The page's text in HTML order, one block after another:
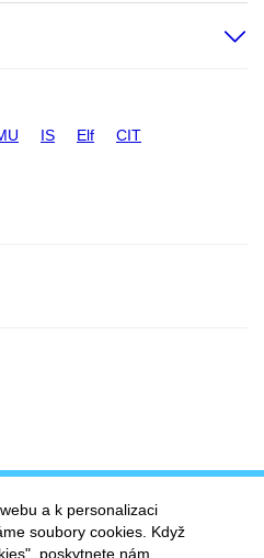
IS Elf CIT
a k personalizaci
soubory cookies. Když
poskytnete nám